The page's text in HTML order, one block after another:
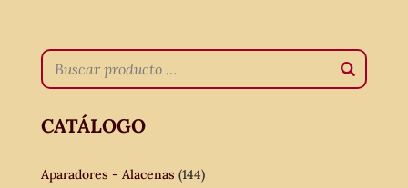
CATÁLOGO
Aparadores - Alacenas (144)